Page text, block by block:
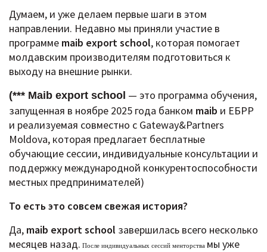
Думаем, и уже делаем первые шаги в этом
направлении. Недавно мы приняли участие в
программе maib export school, которая помогает
молдавским производителям подготовиться к
выходу на внешние рынки.
(*** Maib export school — это программа обучения,
запущенная в ноябре 2025 года банком maib и ЕБРР
и реализуемая совместно с Gateway&Partners
Moldova, которая предлагает бесплатные
обучающие сессии, индивидуальные консультации и
поддержку международной конкурентоспособности
местных предпринимателей)
То есть это совсем свежая история?
Да, maib export school завершилась всего несколько
месяцев назад. После индивидуальных сессий менторства мы уже